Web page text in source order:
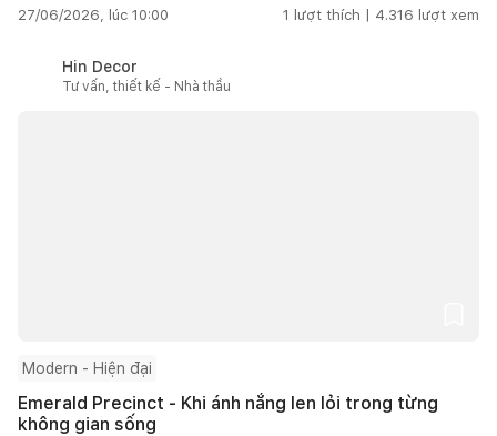
27/06/2026, lúc 10:00 1 lượt thích | 4.316 lượt xem
Hin Decor
Tư vấn, thiết kế - Nhà thầu
Modern - Hiện đại
Emerald Precinct - Khi ánh nắng len lỏi trong từng
không gian sống